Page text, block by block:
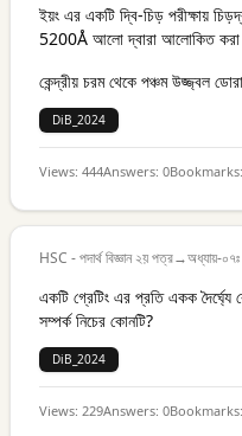
ইয়ং এর একটি দ্বি-চিড় পরীক্ষায়
5200Å আলো দ্বারা আলোকিত করা
কেন্দ্রীয় চরম থেকে পঞ্চম উজ্জ্বল
DiB_2024
Views: 444Answers: 0Bookmarks:
HSC - পদার্থ বিজ্ঞান ২য় পত্র→অধ্যায়-
একটি গ্রেটিং এর প্রতি একক
সম্পর্ক নিচের কোনটি?
DiB_2024
Views: 229Answers: 0Bookmarks: